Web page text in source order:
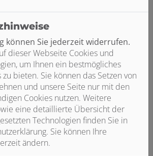
– von uns geschult oder
ausgebildet
Termintreue
und proaktive Kommunikation
können Sie jederzeit widerrufen.
dieser Webseite Cookies und
um Ihnen ein bestmögliches
bieten. Sie können das Setzen von
und unsere Seite nur mit den
Cookies nutzen. Weitere
eine detaillierte Übersicht der
Technologien finden Sie in
Sie können Ihre
ändern.